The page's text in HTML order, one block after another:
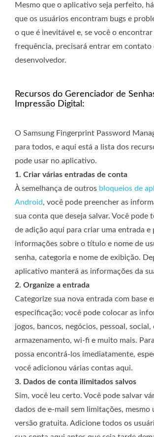
Mesmo que o aplicativo seja perfeito,
que os usuários encontram bugs e
o que é inevitável e, se você o
frequência, precisará entrar em contato
desenvolvedor.
Recursos do Gerenciador de
Impressão Digital:
O Samsung Fingerprint Password
para todos, e aqui está a lista dos
pode usar no aplicativo.
1. Criar várias entradas de conta
À semelhança de outros bloqueios de
Android, você pode preencher as
sua conta que deseja salvar. Você pode
de adição aqui para criar uma entrada e
informações sobre o título e nome de
senha, categoria e nome de exibição.
aplicativo manterá as informações da
2. Organize a entrada
Categorize sua nova entrada com base
especificação; você pode colocar as
jogos, bancos, negócios, pessoal, social,
armazenamento, wi-fi e muito mais.
possa encontrá-los imediatamente,
você adicionou várias contas aqui.
3. Dados de conta ilimitados salvos
Sim, você leu certo. Você pode salvar
dados de e-mail sem limitações, mesmo
versão gratuita. Adicione todos os